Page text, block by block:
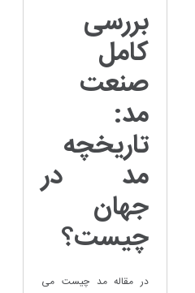
بررسی
کامل
صنعت
مد:
تاریخچه
مد در
جهان
چیست؟
در مقاله مد چیست می